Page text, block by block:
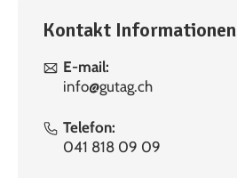
Kontakt Informationen
E-mail:
info@gutag.ch
Telefon:
041 818 09 09